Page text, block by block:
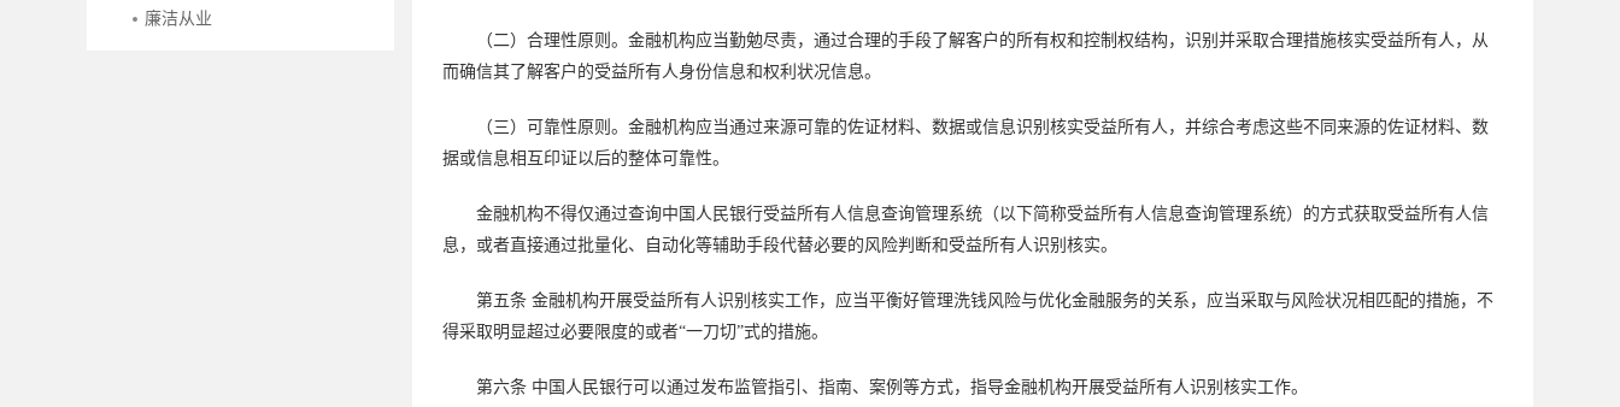
廉洁从业
（二）合理性原则。金融机构应当勤勉尽责，通过合理的手段了解客户的所有权和控制权结构，识别并采取合理措施核实受益所有人，从
而确信其了解客户的受益所有人身份信息和权利状况信息。
（三）可靠性原则。金融机构应当通过来源可靠的佐证材料、数据或信息识别核实受益所有人，并综合考虑这些不同来源的佐证材料、数
据或信息相互印证以后的整体可靠性。
金融机构不得仅通过查询中国人民银行受益所有人信息查询管理系统（以下简称受益所有人信息查询管理系统）的方式获取受益所有人信
息，或者直接通过批量化、自动化等辅助手段代替必要的风险判断和受益所有人识别核实。
第五条 金融机构开展受益所有人识别核实工作，应当平衡好管理洗钱风险与优化金融服务的关系，应当采取与风险状况相匹配的措施，不
得采取明显超过必要限度的或者“一刀切”式的措施。
第六条 中国人民银行可以通过发布监管指引、指南、案例等方式，指导金融机构开展受益所有人识别核实工作。